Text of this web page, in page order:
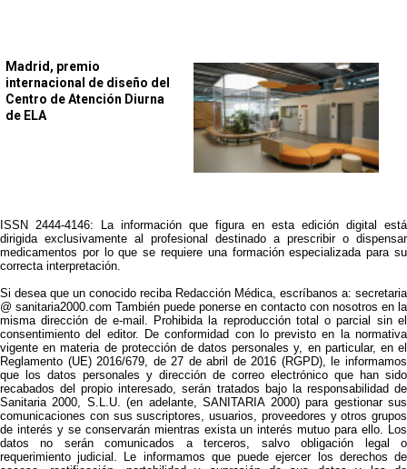
Madrid, premio
internacional de diseño del
Centro de Atención Diurna
de ELA
ISSN 2444-4146: La información que figura en esta edición digital está
dirigida exclusivamente al profesional destinado a prescribir o dispensar
medicamentos por lo que se requiere una formación especializada para su
correcta interpretación.
Si desea que un conocido reciba Redacción Médica, escríbanos a: secretaria
@ sanitaria2000.com También puede ponerse en contacto con nosotros en la
misma dirección de e-mail. Prohibida la reproducción total o parcial sin el
consentimiento del editor. De conformidad con lo previsto en la normativa
vigente en materia de protección de datos personales y, en particular, en el
Reglamento (UE) 2016/679, de 27 de abril de 2016 (RGPD), le informamos
que los datos personales y dirección de correo electrónico que han sido
recabados del propio interesado, serán tratados bajo la responsabilidad de
Sanitaria 2000, S.L.U. (en adelante, SANITARIA 2000) para gestionar sus
comunicaciones con sus suscriptores, usuarios, proveedores y otros grupos
de interés y se conservarán mientras exista un interés mutuo para ello. Los
datos no serán comunicados a terceros, salvo obligación legal o
requerimiento judicial. Le informamos que puede ejercer los derechos de